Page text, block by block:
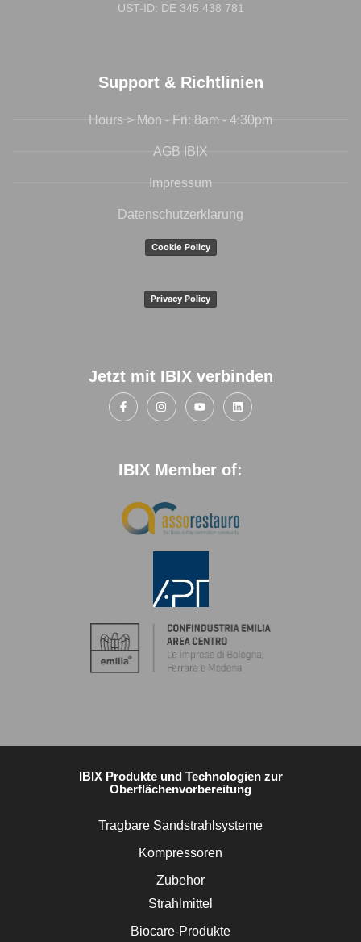
UST-ID: DE 345 438 781
Support & Richtlinien
Hours > Mon - Fri: 8am - 4:30pm
AGB IBIX
Impressum
Datenschutzerklarung
Cookie Policy
Privacy Policy
Jetzt mit IBIX verbinden
IBIX Member of:
IBIX Produkte und Technologien zur
Oberflächenvorbereitung
Tragbare Sandstrahlsysteme
Kompressoren
Zubehor
Strahlmittel
Biocare-Produkte